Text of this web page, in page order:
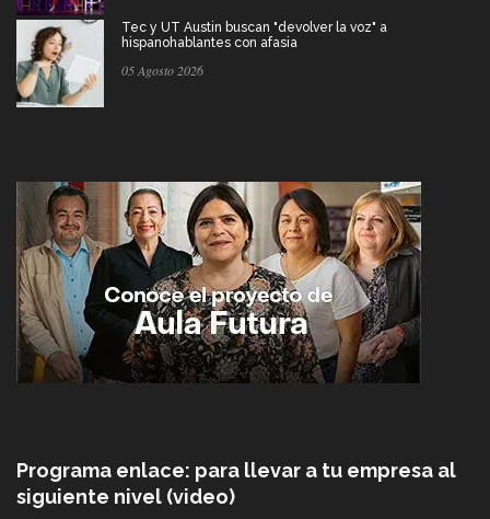
Tec y UT Austin buscan "devolver la voz" a
hispanohablantes con afasia
05 Agosto 2026
Programa enlace: para llevar a tu empresa al
siguiente nivel (video)